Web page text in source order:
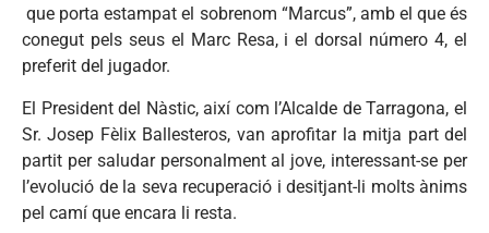
que porta estampat el sobrenom “Marcus”, amb el que és
conegut pels seus el Marc Resa, i el dorsal número 4, el
preferit del jugador.
El President del Nàstic, així com l’Alcalde de Tarragona, el
Sr. Josep Fèlix Ballesteros, van aprofitar la mitja part del
partit per saludar personalment al jove, interessant-se per
l’evolució de la seva recuperació i desitjant-li molts ànims
pel camí que encara li resta.